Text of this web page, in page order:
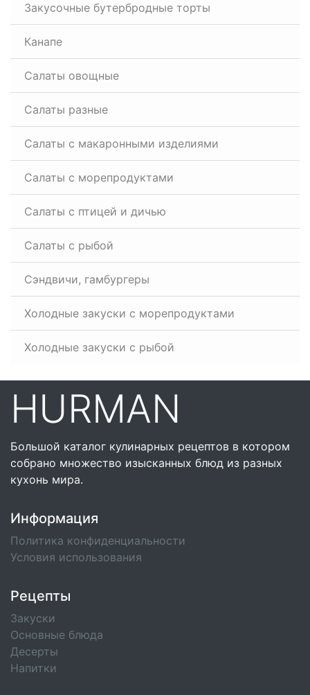
Закусочные бутербродные торты
Канапе
Салаты овощные
Салаты разные
Салаты с макаронными изделиями
Салаты с морепродуктами
Салаты с птицей и дичью
Салаты с рыбой
Сэндвичи, гамбургеры
Холодные закуски с морепродуктами
Холодные закуски с рыбой
HURMAN
Большой каталог кулинарных рецептов в котором
собрано множество изысканных блюд из разных
кухонь мира.
Информация
Политика конфиденциальности
Условия использования
Рецепты
Закуски
Основные блюда
Десерты
Напитки